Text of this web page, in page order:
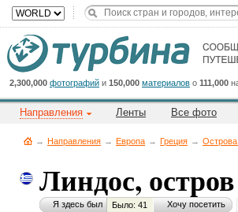
2,300,000 фотографий и 150,000 материалов о 111,000
Направления Ленты Все фото
→ Направления → Европа → Греция → Острова
Линдос,
Я здесь был Было: 41 Хочу посетить
Cейчас
на
сайте:
Title
Button